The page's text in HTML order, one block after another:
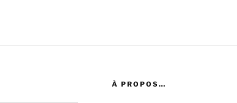
À PROPOS…